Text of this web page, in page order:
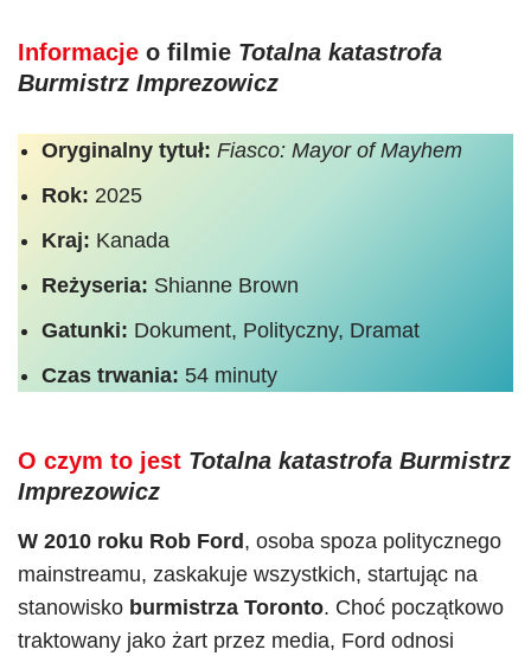
Informacje o filmie Totalna katastrofa
Burmistrz Imprezowicz
Oryginalny tytuł: Fiasco: Mayor of Mayhem
Rok: 2025
Kraj: Kanada
Reżyseria: Shianne Brown
Gatunki: Dokument, Polityczny, Dramat
Czas trwania: 54 minuty
O czym to jest Totalna katastrofa Burmistrz
Imprezowicz
W 2010 roku Rob Ford , osoba spoza politycznego
mainstreamu, zaskakuje wszystkich, startując na
stanowisko burmistrza Toronto. Choć początkowo
traktowany jako żart przez media, Ford odnosi